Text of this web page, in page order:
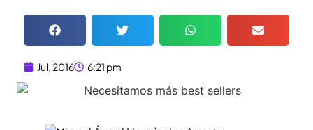
Jul, 2016 6:21 pm